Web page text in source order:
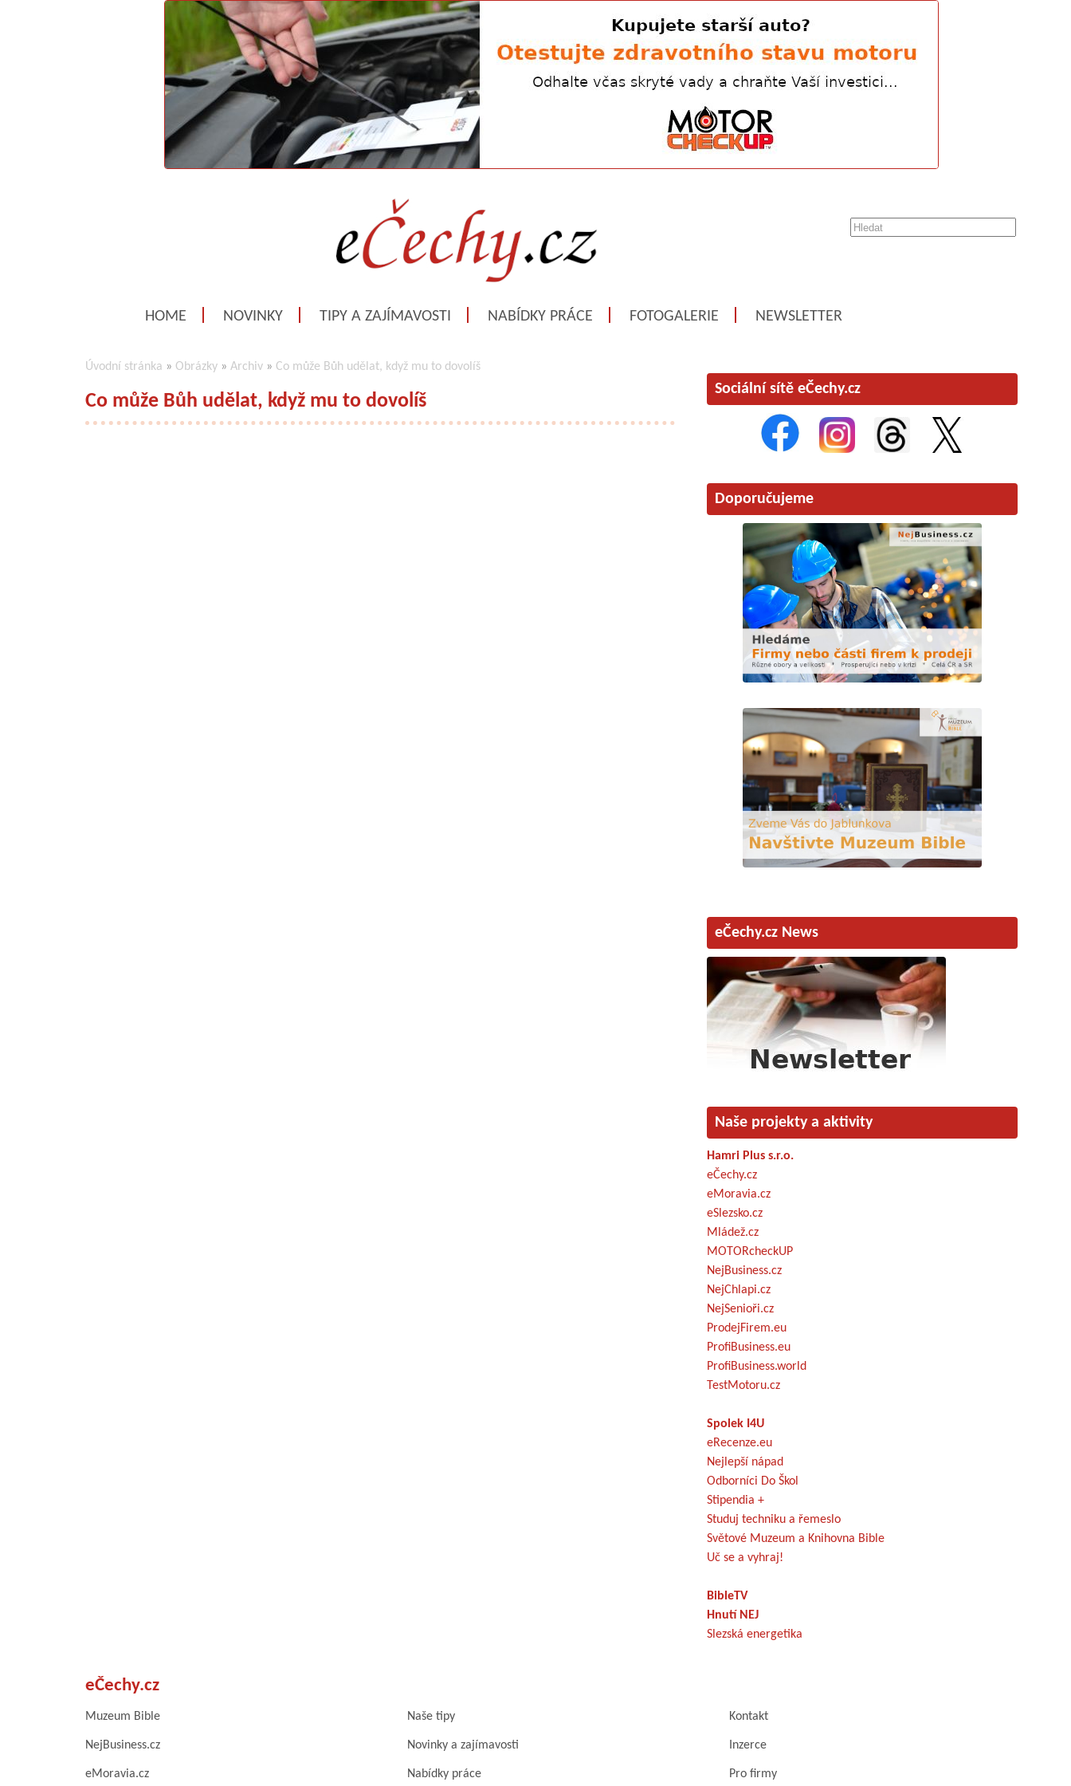
HOME NOVINKY TIPY A ZAJÍMAVOSTI NABÍDKY PRÁCE FOTOGALERIE NEWSLETTER
Úvodní stránka » Obrázky » Archiv » Co může Bůh udělat, když mu to dovolíš
Co může Bůh udělat, když mu to dovolíš
Sociální sítě eČechy.cz
Doporučujeme
eČechy.cz News
Naše projekty a aktivity
Hamri Plus s.r.o.
eČechy.cz
eMoravia.cz
eSlezsko.cz
Mládež.cz
MOTORcheckUP
NejBusiness.cz
NejChlapi.cz
NejSenioři.cz
ProdejFirem.eu
ProfiBusiness.eu
ProfiBusiness.world
TestMotoru.cz
Spolek I4U
eRecenze.eu
Nejlepší nápad
Odborníci Do Škol
Stipendia +
Studuj techniku a řemeslo
Světové Muzeum a Knihovna Bible
Uč se a vyhraj!
BibleTV
Hnutí NEJ
Slezská energetika
eČechy.cz
Muzeum Bible Naše tipy Kontakt
NejBusiness.cz Novinky a zajímavosti Inzerce
eMoravia.cz Nabídky práce Pro firmy